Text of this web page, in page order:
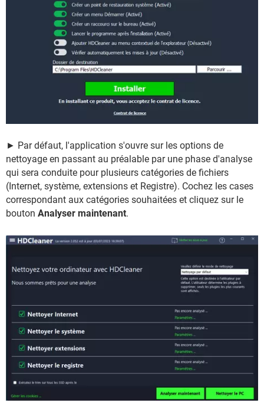
► Par défaut, l'application s'ouvre sur les options de
nettoyage en passant au préalable par une phase d'analyse
qui sera conduite pour plusieurs catégories de fichiers
(Internet, système, extensions et Registre). Cochez les cases
correspondant aux catégories souhaitées et cliquez sur le
bouton Analyser maintenant.